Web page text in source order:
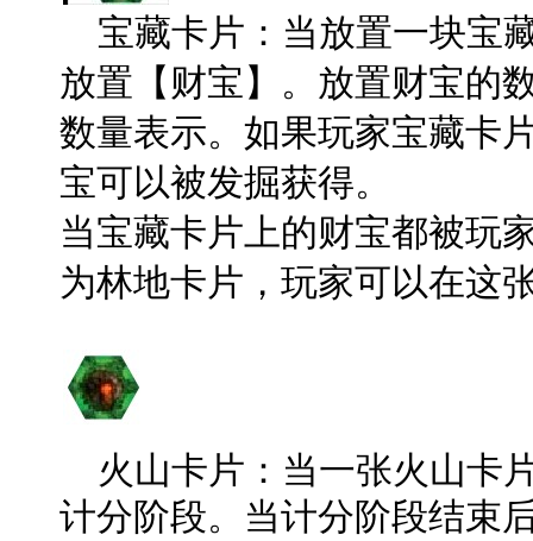
宝藏卡片：当放置一块宝
放置【财宝】。放置财宝的
数量表示。如果玩家宝藏卡
宝可以被发掘获得。
当宝藏卡片上的财宝都被玩
为林地卡片，玩家可以在这
火山卡片：当一张火山卡
计分阶段。当计分阶段结束